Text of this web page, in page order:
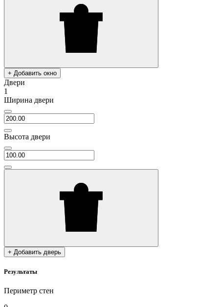
+ Добавить окно
Двери
1
Ширина двери
Высота двери
+ Добавить дверь
Результаты
Периметр стен